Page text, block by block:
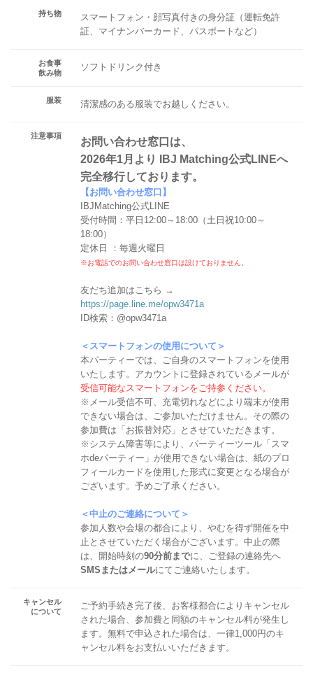
持ち物
スマートフォン・顔写真付きの身分証（運転免許
証、マイナンバーカード、パスポートなど）
お食事
飲み物
ソフトドリンク付き
服装 清潔感のある服装でお越しください。
注意事項
お問い合わせ窓口は、
2026年1月より IBJ Matching公式LINEへ
完全移行しております。
【お問い合わせ窓口】
IBJMatching公式LINE
受付時間：平日12:00～18:00（土日祝10:00～
18:00）
定休日 ：毎週火曜日
※お電話でのお問い合わせ窓口は設けておりません。
友だち追加はこちら →
https://page.line.me/opw3471a
ID検索：@opw3471a
＜スマートフォンの使用について＞
本パーティーでは、ご自身のスマートフォンを使用
いたします。アカウントに登録されているメールが
受信可能なスマートフォンをご持参ください。
※メール受信不可、充電切れなどにより端末が使用
できない場合は、ご参加いただけません。その際の
参加費は「お振替対応」とさせていただきます。
※システム障害等により、パーティーツール「スマ
ホdeパーティー」が使用できない場合は、紙のプロ
フィールカードを使用した形式に変更となる場合が
ございます。予めご了承ください。
＜中止のご連絡について＞
参加人数や会場の都合により、やむを得ず開催を中
止とさせていただく場合がございます。中止の際
は、開始時刻の90分前までに、ご登録の連絡先へ
SMSまたはメールにてご連絡いたします。
キャンセル
について
ご予約手続き完了後、お客様都合によりキャンセル
された場合、参加費と同額のキャンセル料が発生し
ます。無料で申込された場合は、一律1,000円のキ
ャンセル料をお支払いいただきます。